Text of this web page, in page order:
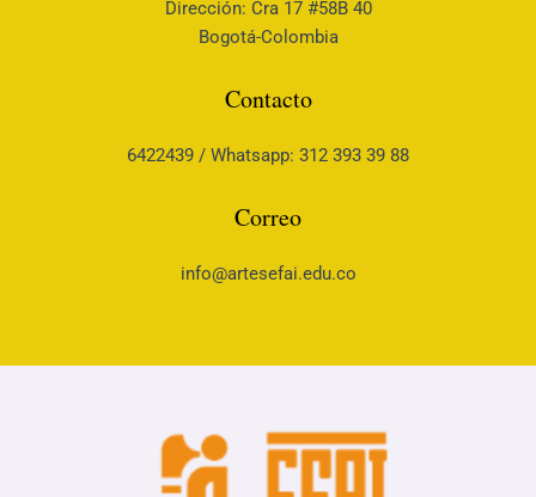
Dirección: Cra 17 #58B 40
Bogotá-Colombia
Contacto
6422439 / Whatsapp: 312 393 39 88
Correo
info@artesefai.edu.co